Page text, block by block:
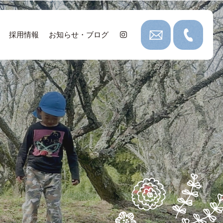
採用情報 お知らせ・ブログ